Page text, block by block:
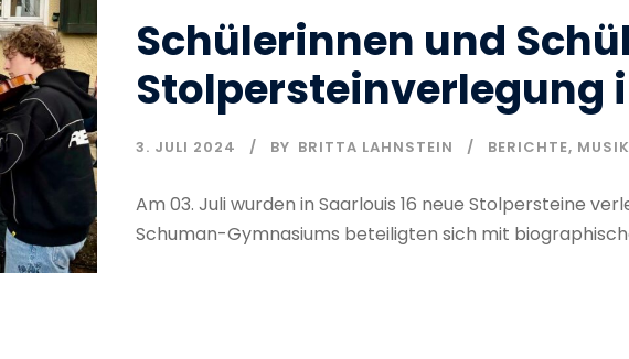
Schülerinnen und
Stolpersteinverlegung
3. JULI 2024 BY BRITTA LAHNSTEIN BERICHTE, MUSIK
Am 03. Juli wurden in Saarlouis 16 neue Stolpersteine
Schuman-Gymnasiums beteiligten sich mit